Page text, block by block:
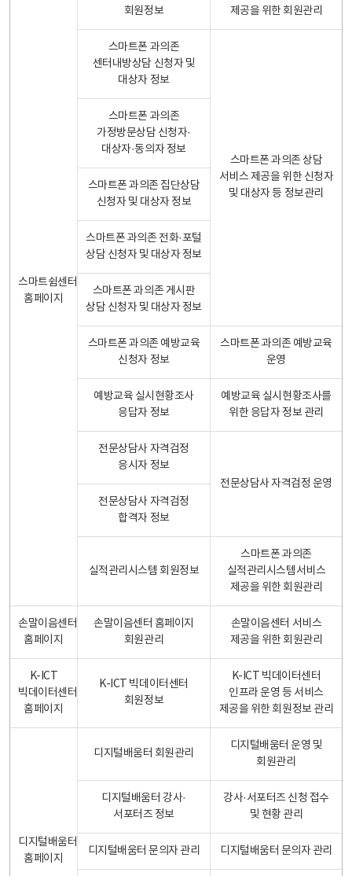
스마트쉼센터
홈페이지
회원정보
제공을 위한 회원관리
스마트폰 과의존
센터내방상담 신청자 및
대상자 정보
스마트폰 과의존 상담
서비스 제공을 위한 신청자
및 대상자 등 정보관리
스마트폰 과의존
가정방문상담 신청자·
대상자·동의자 정보
스마트폰 과의존 집단상담
신청자 및 대상자 정보
스마트폰 과의존 전화·포털
상담 신청자 및 대상자 정보
스마트폰 과의존 게시판
상담 신청자 및 대상자 정보
스마트폰 과의존 예방교육
신청자 정보
스마트폰 과의존 예방교육
운영
예방교육 실시현황조사
응답자 정보
예방교육 실시현황조사를
위한 응답자 정보 관리
전문상담사 자격검정
응시자 정보
전문상담사 자격검정 운영
전문상담사 자격검정
합격자 정보
실적관리시스템 회원정보
스마트폰 과의존
실적관리시스템서비스
제공을 위한 회원관리
손말이음센터
홈페이지
손말이음센터 홈페이지
회원관리
손말이음센터 서비스
제공을 위한 회원관리
K-ICT
빅데이터센터
홈페이지
K-ICT 빅데이터센터
회원정보
K-ICT 빅데이터센터
인프라 운영 등 서비스
제공을 위한 회원정보 관리
디지털배움터
홈페이지
디지털배움터 회원관리
디지털배움터 운영 및
회원관리
디지털배움터 강사·
서포터즈 정보
강사·서포터즈 신청 접수
및 현황 관리
디지털배움터 문의자 관리 디지털배움터 문의자 관리